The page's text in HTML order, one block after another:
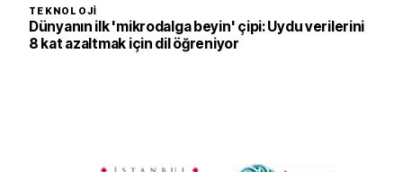
TEKNOLOJI
Dünyanın ilk 'mikrodalga beyin' çipi: Uydu verilerini
8 kat azaltmak için dil öğreniyor